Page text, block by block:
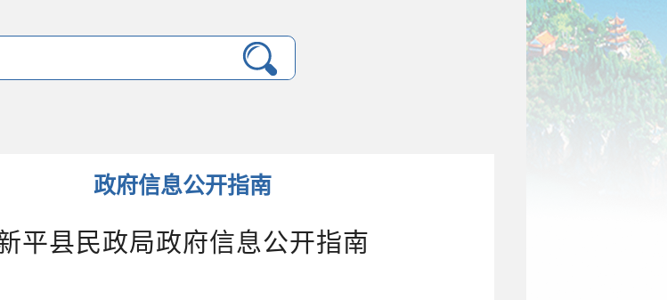
政府信息公开指南
平县民政局政府信息公开指南